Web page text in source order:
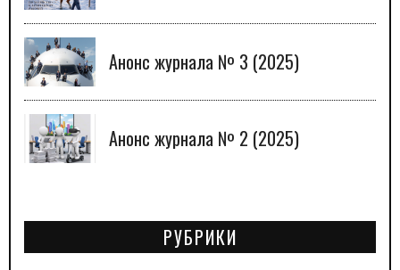
Анонс журнала № 3 (2025)
Анонс журнала № 2 (2025)
РУБРИКИ